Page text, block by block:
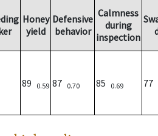
Honey
yield
Defensive
behavior
Calmness
during
inspection
89 0.59 87 0.70 85 0.69 77